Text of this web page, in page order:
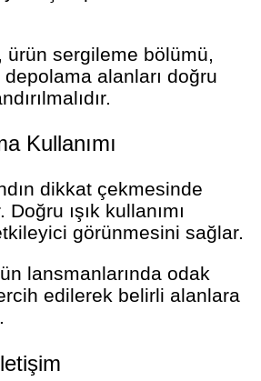
ürün sergileme bölümü,
depolama alanları doğru
Kullanımı
dikkat çekmesinde
ışık kullanımı
görünmesini sağlar.
lansmanlarında odak
edilerek belirli alanlara